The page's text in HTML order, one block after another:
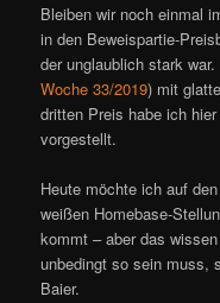
Bleiben wir noch einmal
in den Beweispartie-
der unglaublich stark
Woche 33/2019) mit
dritten Preis habe ich hier
vorgestellt.
Heute möchte ich auf
weißen Homebase-
kommt – aber das
unbedingt so sein muss,
Baier.